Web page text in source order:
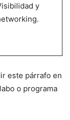
y
este párrafo en
o programa